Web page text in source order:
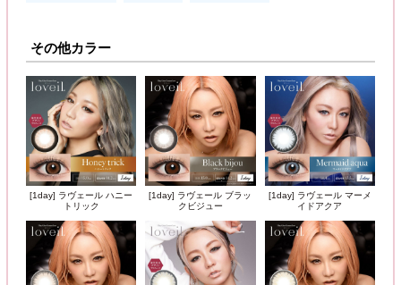
その他カラー
[1day] ラヴェール ハニー
トリック
[1day] ラヴェール ブラッ
クビジュー
[1day] ラヴェール マーメ
イドアクア